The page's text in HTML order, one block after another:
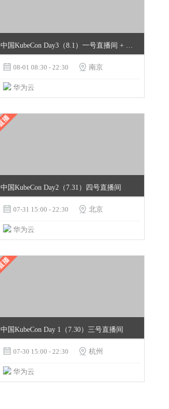
中国KubeCon Day3（8.1）一号直播间 + openGauss与云原生专场
 08-01 08:30 - 22:30  南京
华为云
中国KubeCon Day2（7.31）四号直播间
 07-31 15:00 - 22:30  北京
华为云
中国KubeCon Day 1（7.30）三号直播间
 07-30 15:00 - 22:30  杭州
华为云